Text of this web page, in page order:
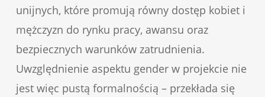
unijnych, które promują równy dostęp kobiet i
mężczyzn do rynku pracy, awansu oraz
bezpiecznych warunków zatrudnienia.
Uwzględnienie aspektu gender w projekcie nie
jest więc pustą formalnością – przekłada się